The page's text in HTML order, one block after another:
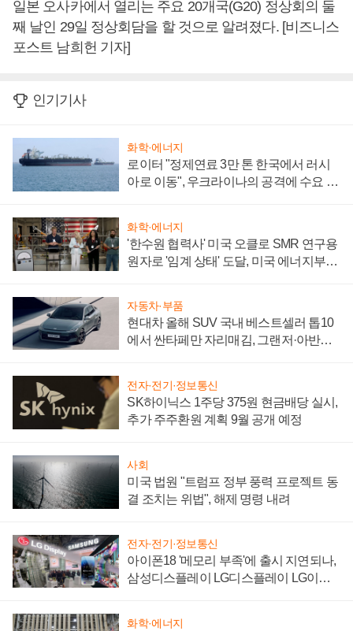
일본 오사카에서 열리는 주요 20개국(G20) 정상회의 둘
째 날인 29일 정상회담을 할 것으로 알려졌다. [비즈니스
포스트 남희헌 기자]
인기기사
화학·에너지
로이터 "정제연료 3만 톤 한국에서 러시
아로 이동", 우크라이나의 공격에 수요 늘
화학·에너지
'한수원 협력사' 미국 오클로 SMR 연구용
원자로 '임계 상태' 도달, 미국 에너지부
자동차·부품
현대차 올해 SUV 국내 베스트셀러 톱10
에서 싼타페만 자리매김, 그랜저·아반떼
전자·전기·정보통신
SK하이닉스 1주당 375원 현금배당 실시,
추가 주주환원 계획 9월 공개 예정
사회
미국 법원 "트럼프 정부 풍력 프로젝트 동
결 조치는 위법", 해제 명령 내려
전자·전기·정보통신
아이폰18 '메모리 부족'에 출시 지연되나,
삼성디스플레이 LG디스플레이 LG이노
화학·에너지